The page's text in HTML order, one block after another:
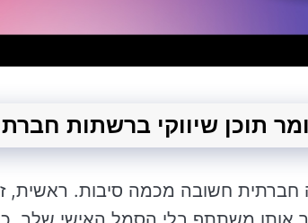
חברתית חשובה מכמה סיבות. ראשית,